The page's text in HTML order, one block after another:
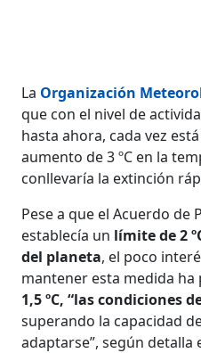
La Organización
que con el nivel de
hasta ahora, cada vez
aumento de 3 ºC en la
conllevaría la extinción
Pese a que el Acuerdo de
establecía un límite de 2
del planeta, el poco
mantener esta medida
1,5 ºC, “las condiciones
superando la capacidad
adaptarse”, según detalla